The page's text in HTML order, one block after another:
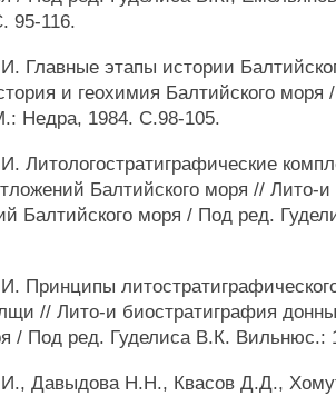
95-116.
Главные этапы истории
и геохимия Балтийского
Недра, 1984. С.98-105.
Литологостратиграфические
Балтийского моря // Лито-
Балтийского моря / Под ред.
Принципы
// Лито-и биостратиграфия
/ Под ред. Гуделиса В.К. Вильнюс.:
Давыдова Н.Н., Квасов Д.Д.,